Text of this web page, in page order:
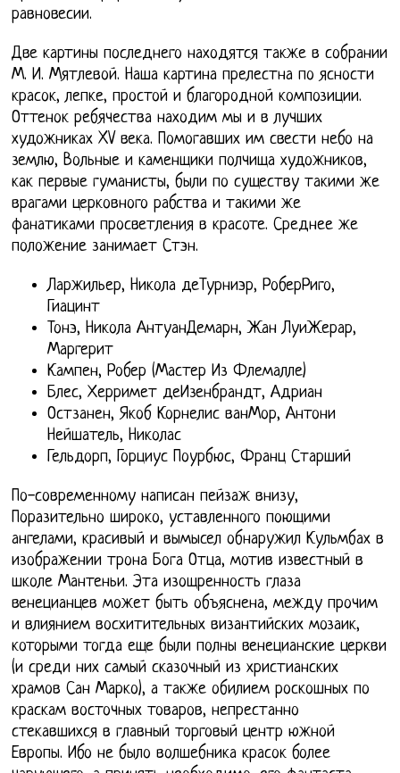
равновесии.
Две картины последнего находятся также в собрании
М. И. Мятлевой. Наша картина прелестна по ясности
красок, лепке, простой и благородной композиции.
Оттенок ребячества находим мы и в лучших
художниках XV века. Помогавших им свести небо на
землю, Вольные и каменщики полчища художников,
как первые гуманисты, были по существу такими же
врагами церковного рабства и такими же
фанатиками просветления в красоте. Среднее же
положение занимает Стэн.
Ларжильер, Никола деТурниэр, РоберРиго,
Гиацинт
Тонэ, Никола АнтуанДемарн, Жан ЛуиЖерар,
Маргерит
Кампен, Робер (Мастер Из Флемалле)
Блес, Херримет деИзенбрандт, Адриан
Остзанен, Якоб Корнелис ванМор, Антони
Нейшатель, Николас
Гельдорп, Горциус Поурбюс, Франц Старший
По-современному написан пейзаж внизу,
Поразительно широко, уставленного поющими
ангелами, красивый и вымысел обнаружил Кульмбах в
изображении трона Бога Отца, мотив известный в
школе Мантеньи. Эта изощренность глаза
венецианцев может быть объяснена, между прочим
и влиянием восхитительных византийских мозаик,
которыми тогда еще были полны венецианские церкви
(и среди них самый сказочный из христианских
храмов Сан Марко), а также обилием роскошных по
краскам восточных товаров, непрестанно
стекавшихся в главный торговый центр южной
Европы. Ибо не было волшебника красок более